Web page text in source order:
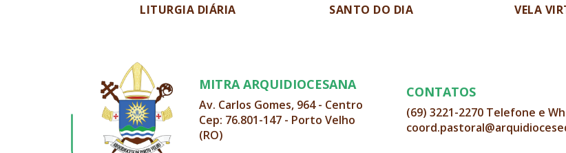
LITURGIA DIÁRIA SANTO DO DIA VELA
MITRA ARQUIDIOCESANA
Av. Carlos Gomes, 964 - Centro
Cep: 76.801-147 - Porto Velho
(RO)
CONTATOS
(69) 3221-2270 Telefone e